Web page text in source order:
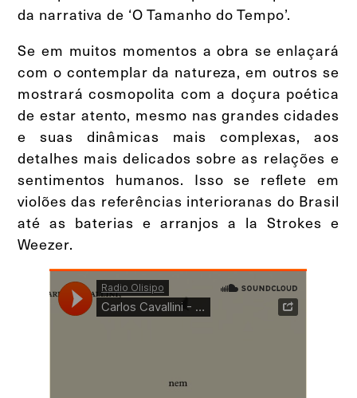
da narrativa de ‘O Tamanho do Tempo’.
Se em muitos momentos a obra se enlaçará
com o contemplar da natureza, em outros se
mostrará cosmopolita com a doçura poética
de estar atento, mesmo nas grandes cidades
e suas dinâmicas mais complexas, aos
detalhes mais delicados sobre as relações e
sentimentos humanos. Isso se reflete em
violões das referências interioranas do Brasil
até as baterias e arranjos a la Strokes e
Weezer.